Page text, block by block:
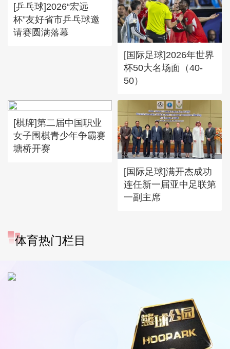
[乒乓球]2026“宏远
杯”友好省市乒乓球邀
请赛圆满落幕
[国际足球]2026年世界
杯50大名场面（40-
50）
[棋牌]第二届中国职业
女子围棋青少年争霸赛
塘桥开赛
[国际足球]满开杰成功
连任新一届亚中足联第
一副主席
体育热门栏目